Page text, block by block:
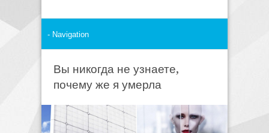
Вы никогда не узнаете,
почему же я умерла